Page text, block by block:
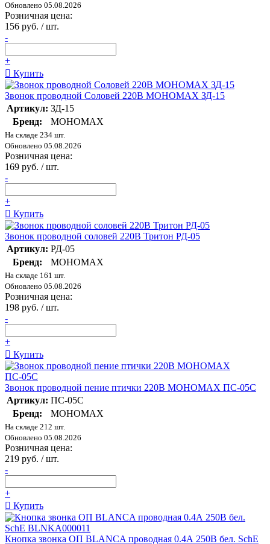
Обновлено 05.08.2026
Розничная цена:
156 руб. / шт.
-
+
Купить
Звонок проводной Соловей 220В МОНОМАХ ЗД-15
Артикул: ЗД-15
Бренд:
МОНОМАХ
На складе 234 шт.
Обновлено 05.08.2026
Розничная цена:
169 руб. / шт.
-
+
Купить
Звонок проводной соловей 220В Тритон РД-05
Артикул: РД-05
Бренд:
МОНОМАХ
На складе 161 шт.
Обновлено 05.08.2026
Розничная цена:
198 руб. / шт.
-
+
Купить
Звонок проводной пение птички 220В МОНОМАХ ПС-05С
Артикул: ПС-05С
Бренд:
МОНОМАХ
На складе 212 шт.
Обновлено 05.08.2026
Розничная цена:
219 руб. / шт.
-
+
Купить
Кнопка звонка ОП BLANCA проводная 0.4А 250В бел. SchE